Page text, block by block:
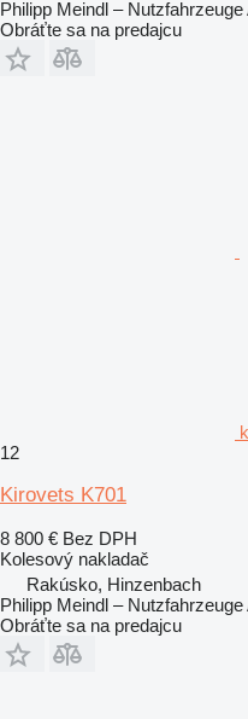
Philipp Meindl –
Obráťte sa na predajcu
12
Kirovets K701
8 800 € Bez DPH
Kolesový nakladač
Rakúsko, Hinzenbach
Philipp Meindl –
Obráťte sa na predajcu